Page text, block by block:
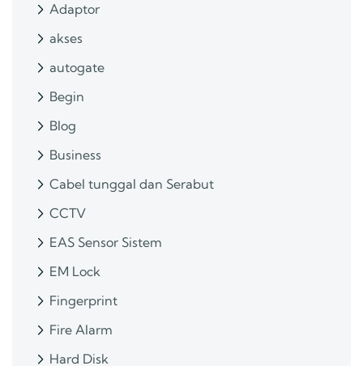
Adaptor
akses
autogate
Begin
Blog
Business
Cabel tunggal dan Serabut
CCTV
EAS Sensor Sistem
EM Lock
Fingerprint
Fire Alarm
Hard Disk